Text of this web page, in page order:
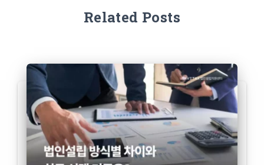
Related Posts